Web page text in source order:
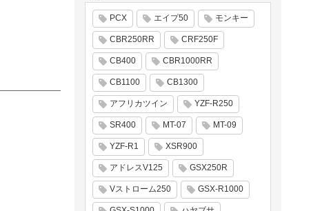
PCX エイプ50 モンキー
CBR250RR CRF250F
CB400 CBR1000RR
CB1100 CB1300
アフリカツイン YZF-R250
SR400 MT-07 MT-09
YZF-R1 XSR900
アドレスV125 GSX250R
Vストローム250 GSX-R1000